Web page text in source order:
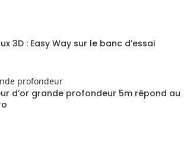
3D : Easy Way sur le banc d’essai
d’or grande profondeur 5m répond au